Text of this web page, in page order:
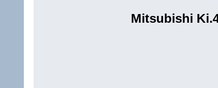
Mitsubishi